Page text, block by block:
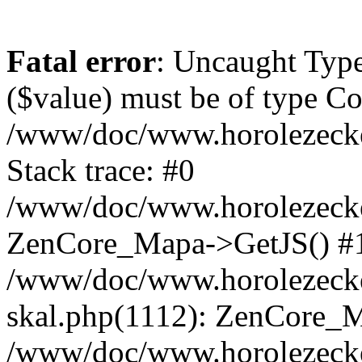
Fatal error: Uncaught
($value) must be of type
/www/doc/
Stack trace: #0
/www/doc/
ZenCore_Mapa->GetJS()
/www/doc/
skal.php(1112):
/www/doc/